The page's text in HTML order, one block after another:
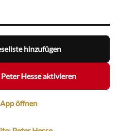
hinzufügen
Hesse aktivieren
öffnen